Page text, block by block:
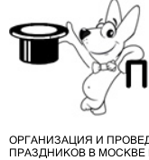
ОРГАНИЗАЦИЯ И
ПРАЗДНИКОВ В